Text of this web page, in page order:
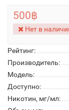
Рейтинг:
Производитель:
Модель:
Доступно:
Никотин, мг/мл:
500฿
Нет в